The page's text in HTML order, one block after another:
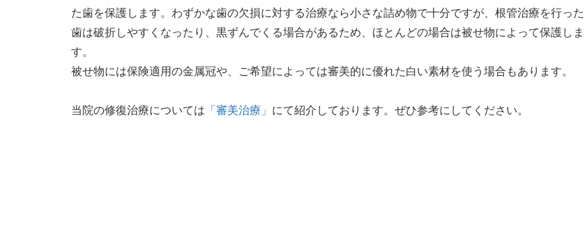
た歯を保護します。わずかな歯の欠損に対する治療なら小さな詰め物で十分ですが、根管治療を行った
歯は破折しやすくなったり、黒ずんでくる場合があるため、ほとんどの場合は被せ物によって保護しま
す。
被せ物には保険適用の金属冠や、ご希望によっては審美的に優れた白い素材を使う場合もあります。
当院の修復治療については 「審美治療」 にて紹介しております。ぜひ参考にしてください。